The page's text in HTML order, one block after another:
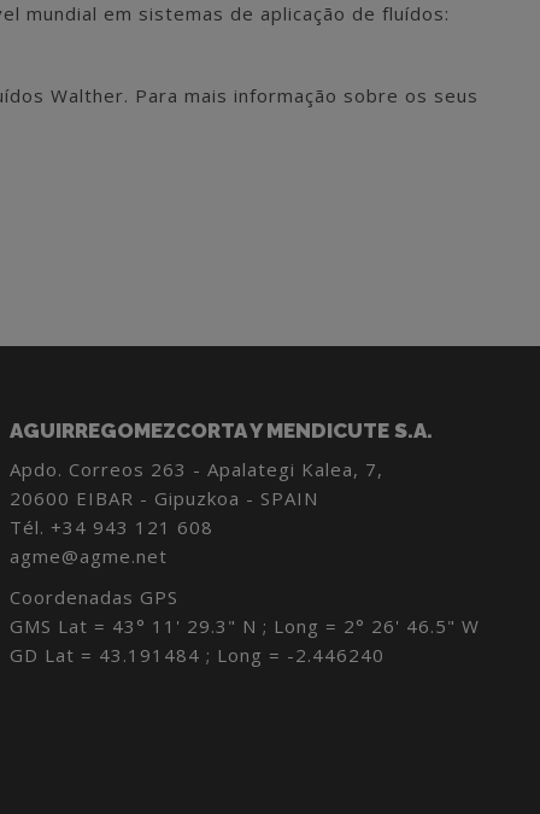
mundial em sistemas de aplicação de fluídos:
Walther. Para mais informação sobre os seus
AGUIRREGOMEZCORTA Y MENDICUTE S.A.
Apdo. Correos 263 - Apalategi Kalea, 7,
20600 EIBAR - Gipuzkoa - SPAIN
Tél. +34 943 121 608
agme@agme.net
Coordenadas GPS
GMS Lat = 43° 11' 29.3" N ; Long = 2° 26' 46.5" W
GD Lat = 43.191484 ; Long = -2.446240